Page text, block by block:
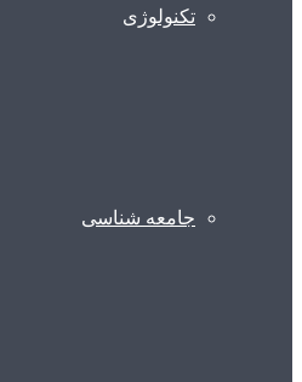
تکنولوژی
جامعه شناسی